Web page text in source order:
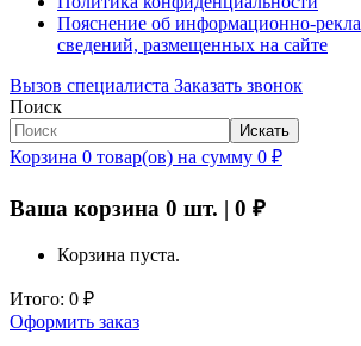
Пояснение об информационно-
сведений, размещенных на сайте
Вызов специалиста Заказать звонок
Поиск
Искать
Корзина 0 товар(ов) на сумму 0 ₽
Ваша корзина 0 шт. | 0 ₽
Корзина пуста.
Итого: 0 ₽
Оформить заказ